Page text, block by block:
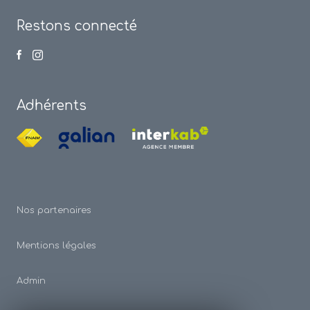
Restons connecté
Adhérents
Nos partenaires
Mentions légales
Admin